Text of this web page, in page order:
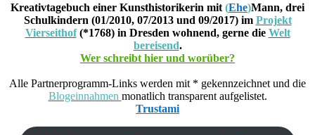
Kreativtagebuch einer Kunsthistorikerin mit (Ehe)Mann, drei
Schulkindern (01/2010, 07/2013 und 09/2017) im Projekt
Vierseithof(*1768) in Dresden wohnend, gerne die Welt
bereisend.
Wer schreibt hier und worüber?
Alle Partnerprogramm-Links werden mit * gekennzeichnet und die
Blogeinnahmen monatlich transparent aufgelistet.
Trustami